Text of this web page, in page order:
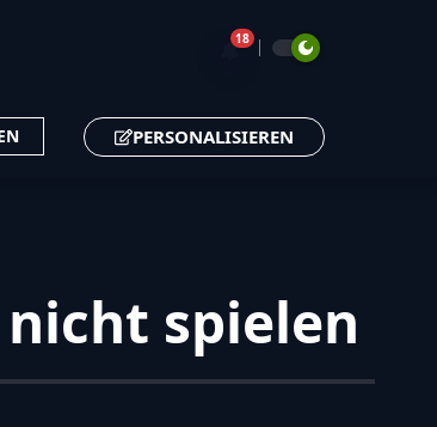
🔔18
PERSONALISIEREN
spielen